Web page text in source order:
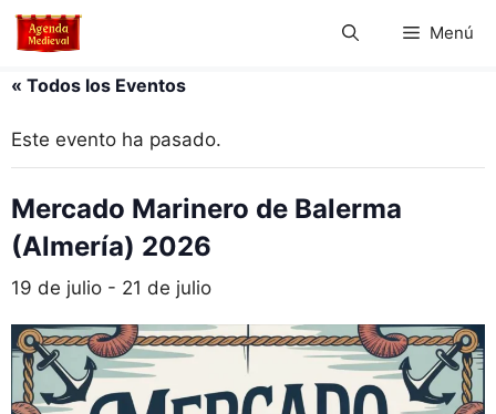
Saltar
Menú
« Todos los Eventos
Este evento ha pasado.
Mercado Marinero de Balerma
(Almería) 2026
19 de julio - 21 de julio